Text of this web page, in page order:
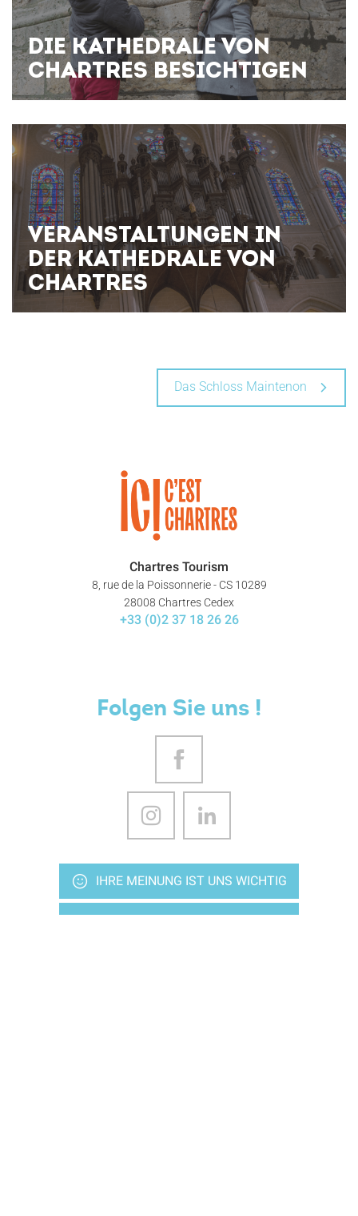
DIE KATHEDRALE VON
CHARTRES BESICHTIGEN
VERANSTALTUNGEN IN
DER KATHEDRALE VON
CHARTRES
Das Schloss Maintenon
Chartres Tourism
8, rue de la Poissonnerie - CS 10289
28008 Chartres Cedex
+33 (0)2 37 18 26 26
Folgen Sie uns !
IHRE MEINUNG IST UNS WICHTIG
KONTAKTIEREN SIE UNS